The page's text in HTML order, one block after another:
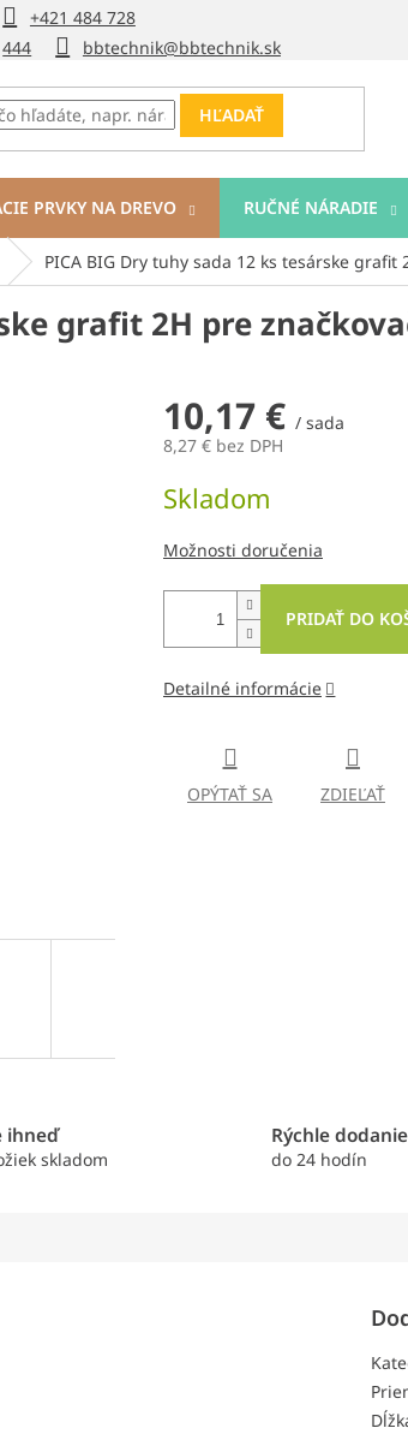
+421 484 728
444
bbtechnik@bbtechnik.sk
HĽADAŤ
PRVKY NA DREVO RUČNÉ NÁRADIE
PICA BIG Dry tuhy sada 12 ks tesárske grafit
grafit 2H pre
10,17 € / sada
8,27 € bez DPH
cena:
Skladom
Možnosti doručenia
PRIDAŤ DO
Detailné informácie
OPÝTAŤ SA ZDIEĽAŤ
ihneď
skladom
Rýchle dodanie
do 24 hodín